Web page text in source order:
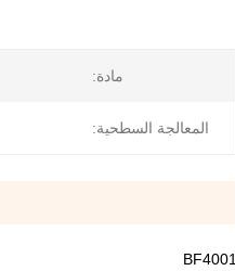
مادة:
المعالجة السطحية:
BF4001